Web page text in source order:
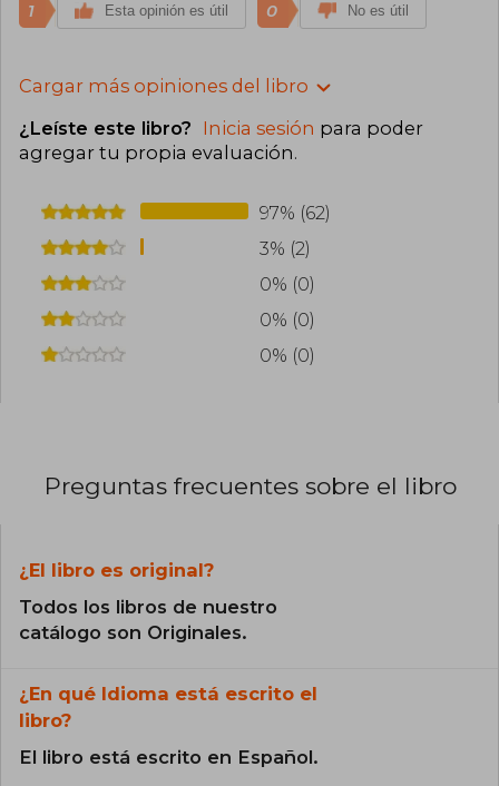
1 Esta opinión es útil 0 No es útil
Cargar más opiniones del libro
¿Leíste este libro? Inicia sesión para poder
agregar tu propia evaluación.
97% (62)
3% (2)
0% (0)
0% (0)
0% (0)
Preguntas frecuentes sobre el libro
¿El libro es original?
Todos los libros de nuestro
catálogo son Originales.
¿En qué Idioma está escrito el
libro?
El libro está escrito en Español.